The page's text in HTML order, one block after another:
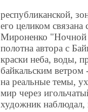
республиканской,
его целиком
Мироненко "Ночной
полотна автора с
краски неба, воды,
байкальским ветром
на реальные темы,
мир через
художник